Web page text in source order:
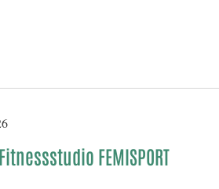
FEMISPORT